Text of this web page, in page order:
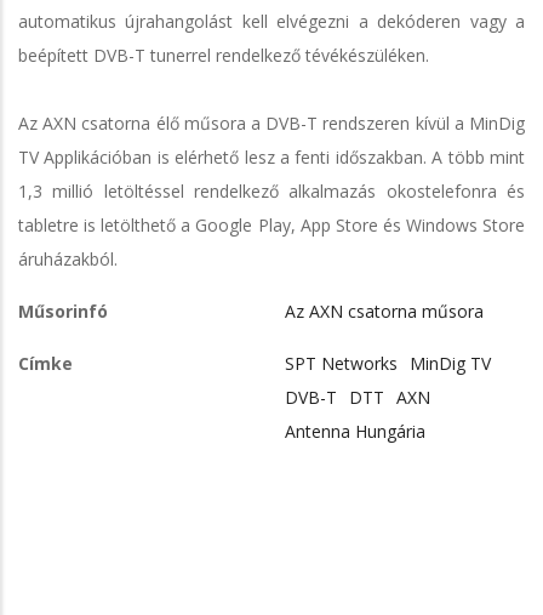
automatikus újrahangolást kell elvégezni a dekóderen vagy a
beépített DVB-T tunerrel rendelkező tévékészüléken.
Az AXN csatorna élő műsora a DVB-T rendszeren kívül a MinDig
TV Applikációban is elérhető lesz a fenti időszakban. A több mint
1,3 millió letöltéssel rendelkező alkalmazás okostelefonra és
tabletre is letölthető a Google Play, App Store és Windows Store
áruházakból.
Műsorinfó Az AXN csatorna műsora
Címke SPT Networks
MinDig TV
DVB-T
DTT AXN
Antenna Hungária